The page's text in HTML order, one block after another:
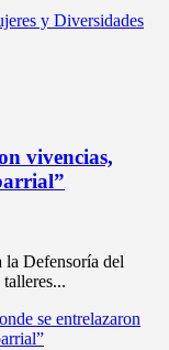
y Diversidades
vivencias,
la Defensoría del
se entrelazaron